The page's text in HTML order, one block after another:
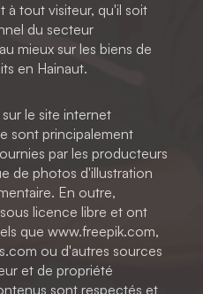
à tout visiteur, qu'il soit
du secteur
mieux sur les biens de
en Hainaut.
le site internet
sont principalement
par les producteurs
de photos d'illustration
En outre,
licence libre et ont
que www.freepik.com,
ou d'autres sources
et de propriété
sont respectés et